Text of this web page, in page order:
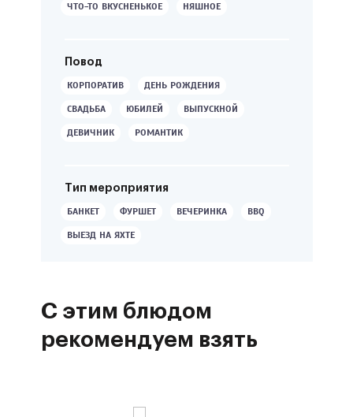
ЧТО-ТО ВКУСНЕНЬКОЕ НЯШНОЕ
Повод
КОРПОРАТИВ ДЕНЬ РОЖДЕНИЯ
СВАДЬБА ЮБИЛЕЙ ВЫПУСКНОЙ
ДЕВИЧНИК РОМАНТИК
Тип мероприятия
БАНКЕТ ФУРШЕТ ВЕЧЕРИНКА BBQ
ВЫЕЗД НА ЯХТЕ
С этим блюдом
рекомендуем взять